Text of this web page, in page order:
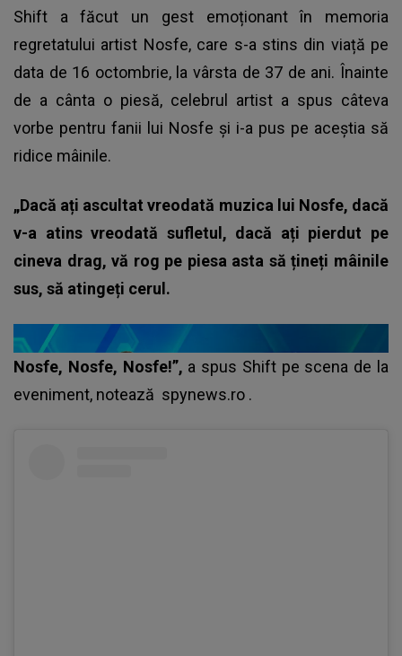
Shift a făcut un gest emoționant în memoria
regretatului artist Nosfe, care s-a stins din viață pe
data de 16 octombrie, la vârsta de 37 de ani. Înainte
de a cânta o piesă, celebrul artist a spus câteva
vorbe pentru fanii lui Nosfe și i-a pus pe aceștia să
ridice mâinile.
„Dacă ați ascultat vreodată muzica lui Nosfe, dacă
v-a atins vreodată sufletul, dacă ați pierdut pe
cineva drag, vă rog pe piesa asta să țineți mâinile
sus, să atingeți cerul.
Nosfe, Nosfe, Nosfe!”, a spus Shift pe scena de la
eveniment, notează spynews.ro .